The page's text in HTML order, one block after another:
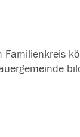
Familienkreis